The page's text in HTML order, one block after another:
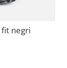
negri